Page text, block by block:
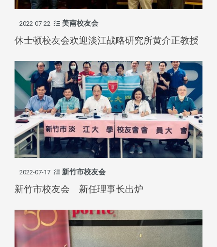
2022-07-22 美南校友会
休士顿校友会欢迎淡江战略研究所黄介正教授
2022-07-17 新竹市校友会
新竹市校友会 新任理事长出炉